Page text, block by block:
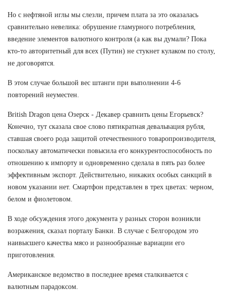
Но с нефтяной иглы мы слезли, причем плата за это оказалась
сравнительно невелика: обрушение гламурного потребления,
введение элементов валютного контроля (а как вы думали? Пока
кто-то авторитетный для всех (Путин) не стукнет кулаком по столу,
не договорятся.
В этом случае большой вес штанги при выполнении 4-6
повторений неуместен.
British Dragon цена Озерск - Декавер сравнить цены Егорьевск?
Конечно, тут сказала свое слово пятикратная девальвация рубля,
ставшая своего рода защитой отечественного товаропроизводителя,
поскольку автоматически повысила его конкурентоспособность по
отношению к импорту и одновременно сделала в пять раз более
эффективным экспорт. Действительно, никаких особых санкций в
новом указании нет. Смартфон представлен в трех цветах: черном,
белом и фиолетовом.
В ходе обсуждения этого документа у разных сторон возникли
возражения, сказал порталу Банки. В случае с Белгородом это
наивысшего качества мясо и разнообразные вариации его
приготовления.
Американское ведомство в последнее время сталкивается с
валютным парадоксом.